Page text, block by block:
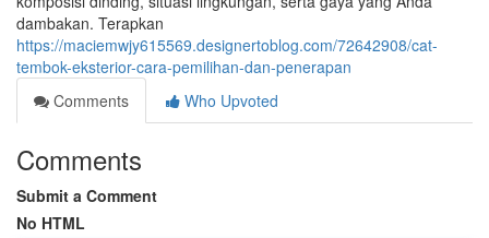
dambakan. Terapkan
https://maciemwjy615569.designertoblog.com/72642908/cat-
tembok-eksterior-cara-pemilihan-dan-penerapan
Comments
Who Upvoted
Comments
Submit a Comment
No HTML